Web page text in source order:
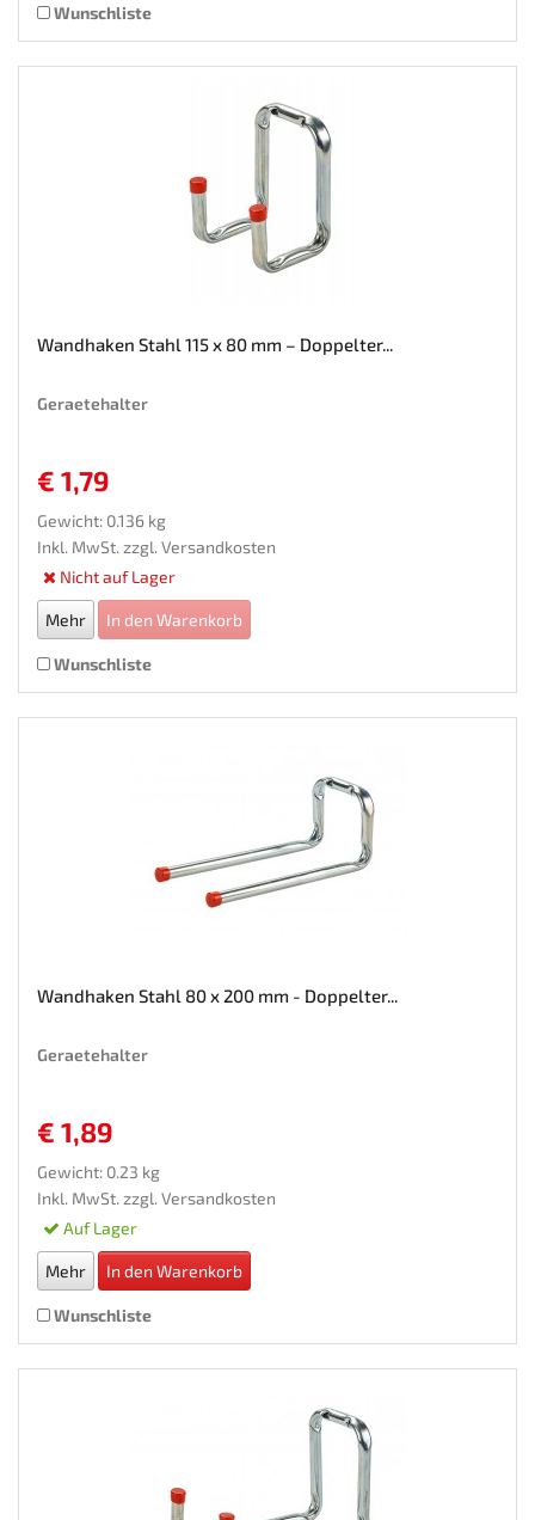
Wunschliste
Wandhaken Stahl 115 x 80 mm – Doppelter...
Geraetehalter
€ 1,79
Gewicht: 0.136 kg
Inkl. MwSt. zzgl. Versandkosten
Nicht auf Lager
Mehr In den Warenkorb
Wunschliste
Wandhaken Stahl 80 x 200 mm - Doppelter...
Geraetehalter
€ 1,89
Gewicht: 0.23 kg
Inkl. MwSt. zzgl. Versandkosten
Auf Lager
Mehr In den Warenkorb
Wunschliste